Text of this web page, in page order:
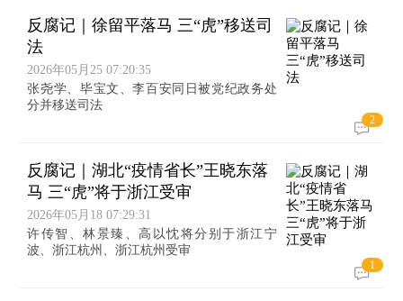
反腐记｜徐留平落马 三“虎”移送司
法
2026年05月25 07:20:35
张尧学、毕宝文、李百安同日被党纪政务处
分并移送司法
2
反腐记｜湖北“疫情省长”王晓东落
马 三“虎”将于浙江受审
2026年05月18 07:29:31
许传智、林景臻、高以忱将分别于浙江宁
波、浙江杭州、浙江杭州受审
1